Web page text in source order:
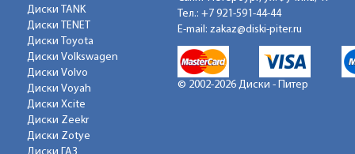
Диски TANK
Диски TENET
Диски Toyota
Диски Volkswagen
Диски Volvo
Диски Voyah
Диски Xcite
Диски Zeekr
Диски Zotye
Тел.: +7 921-591-44-44
E-mail: zakaz@diski-piter.ru
© 2002-2026 Диски - Питер